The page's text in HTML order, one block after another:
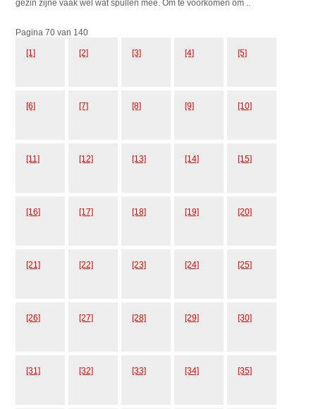
gezin zijne vaak wel wat spullen mee. Om te voorkomen om ..
Pagina 70 van 140
[1] [2] [3] [4] [5]
[6] [7] [8] [9] [10]
[11] [12] [13] [14] [15]
[16] [17] [18] [19] [20]
[21] [22] [23] [24] [25]
[26] [27] [28] [29] [30]
[31] [32] [33] [34] [35]